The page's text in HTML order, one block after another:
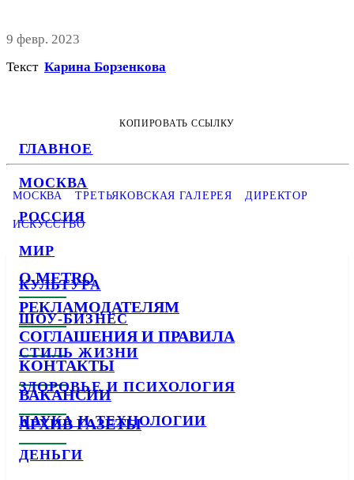
ГЛАВНОЕ
МОСКВА
РОССИЯ
МИР
КУЛЬТУРА
ШОУ-БИЗНЕС
СТИЛЬ ЖИЗНИ
ЗДОРОВЬЕ И ПСИХОЛОГИЯ
НАУКА И ТЕХНОЛОГИИ
ДЕНЬГИ
9 февр. 2023
Текст Карина Борзенкова
КОПИРОВАТЬ ССЫЛКУ
МОСКВА ТРЕТЬЯКОВСКАЯ ГАЛЕРЕЯ ДИРЕКТОР
ИСКУССТВО
О METRO
РЕКЛАМОДАТЕЛЯМ
СОГЛАШЕНИЯ И ПРАВИЛА
КОНТАКТЫ
ВАКАНСИИ
АРХИВ ГАЗЕТЫ